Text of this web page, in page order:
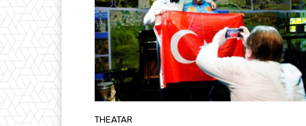
THEATAR